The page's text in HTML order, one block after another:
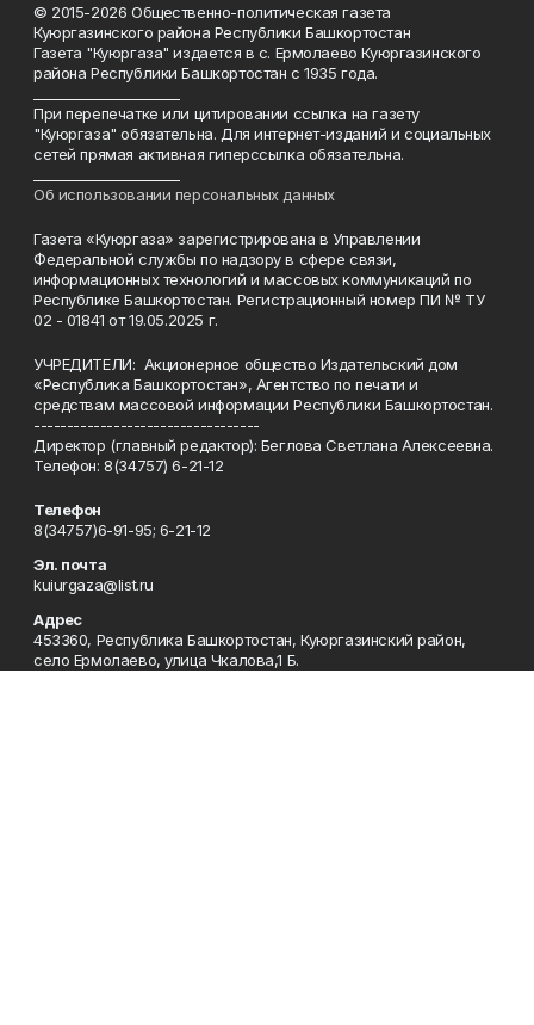
© 2015-2026 Общественно-политическая газета
Куюргазинского района Республики Башкортостан
Газета "Куюргаза" издается в с. Ермолаево Куюргазинского
района Республики Башкортостан с 1935 года.
При перепечатке или цитировании ссылка на газету
"Куюргаза" обязательна. Для интернет-изданий и социальных
сетей прямая активная гиперссылка обязательна.
Об использовании персональных данных
Газета «Куюргаза» зарегистрирована в Управлении
Федеральной службы по надзору в сфере связи,
информационных технологий и массовых коммуникаций по
Республике Башкортостан. Регистрационный номер ПИ № ТУ
02 - 01841 от 19.05.2025 г.
УЧРЕДИТЕЛИ: Акционерное общество Издательский дом
«Республика Башкортостан», Агентство по печати и
средствам массовой информации Республики Башкортостан.
----------------------------------
Директор (главный редактор): Беглова Светлана Алексеевна.
Телефон: 8(34757) 6-21-12
Телефон
8(34757)6-91-95; 6-21-12
Эл. почта
kuiurgaza@list.ru
Адрес
453360, Республика Башкортостан, Куюргазинский район,
село Ермолаево, улица Чкалова,1 Б.